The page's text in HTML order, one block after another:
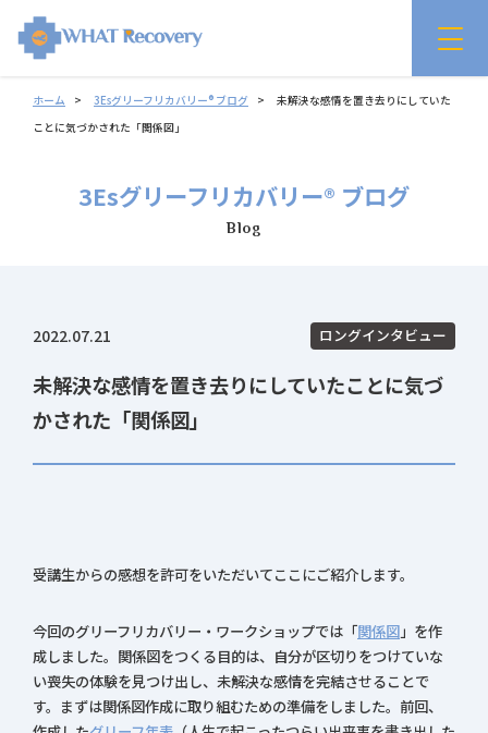
ホーム 3Esグリーフリカバリー® ブログ
未解決な感情を置き去りにしていた
ことに気づかされた「関係図」
3Esグリーフリカバリー® ブログ
Blog
2022.07.21 ロングインタビュー
未解決な感情を置き去りにしていたことに気づ
かされた「関係図」
受講生からの感想を許可をいただいてここにご紹介します。
今回のグリーフリカバリー・ワークショップでは「関係図」を作
成しました。関係図をつくる目的は、自分が区切りをつけていな
い喪失の体験を見つけ出し、未解決な感情を完結させることで
す。まずは関係図作成に取り組むための準備をしました。前回、